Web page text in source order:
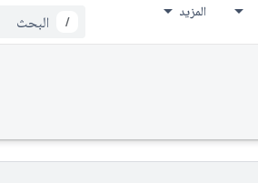
المزيد
/